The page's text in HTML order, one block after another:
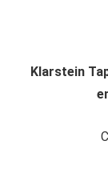
Klarstein